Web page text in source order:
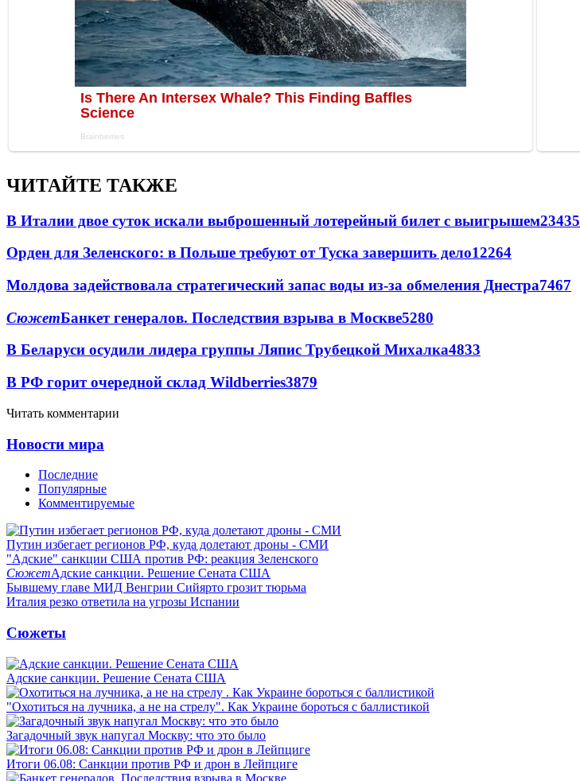
ЧИТАЙТЕ ТАКЖЕ
В Италии двое суток искали выброшенный лотерейный билет с выигрышем23435
Орден для Зеленского: в Польше требуют от Туска завершить дело12264
Молдова задействовала стратегический запас воды из-за обмеления Днестра7467
СюжетБанкет генералов. Последствия взрыва в Москве5280
В Беларуси осудили лидера группы Ляпис Трубецкой Михалка4833
В РФ горит очередной склад Wildberries3879
Читать комментарии
Новости мира
Последние
Популярные
Комментируемые
Путин избегает регионов РФ, куда долетают дроны - СМИ
"Адские" санкции США против РФ: реакция Зеленского
СюжетАдские санкции. Решение Сената США
Бывшему главе МИД Венгрии Сийярто грозит тюрьма
Италия резко ответила на угрозы Испании
Сюжеты
Адские санкции. Решение Сената США
"Охотиться на лучника, а не на стрелу". Как Украине бороться с баллистикой
Загадочный звук напугал Москву: что это было
Итоги 06.08: Санкции против РФ и дрон в Лейпциге